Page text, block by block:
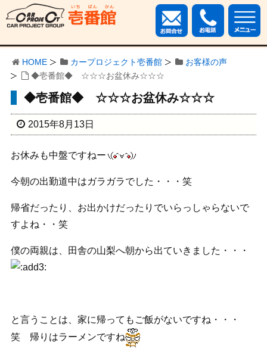
HOME カープロジェクト壱番館
お客様の声
◆壱番館◆ ☆☆☆お盆休み☆☆☆
◆壱番館◆ ☆☆☆お盆休み☆☆☆
2015年8月13日
お休みも中盤ですねー
今朝の出勤道中はガラガラでした・・・笑
帰省だったり、お出かけだったりでいらっしゃらないで
すよね・・笑
僕の両親は、田舎の山梨へ朝から出ていきました・・・
と言うことは、家に帰ってもご飯がないですね・・・
笑 帰りはラーメンですね